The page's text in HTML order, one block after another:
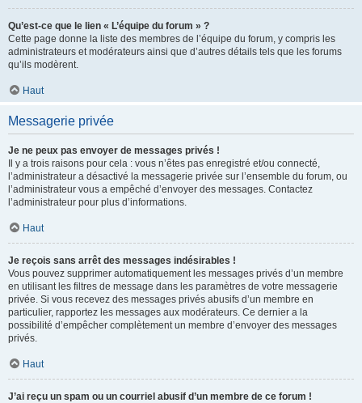
Qu’est-ce que le lien « L’équipe du forum » ?
Cette page donne la liste des membres de l’équipe du forum, y compris les
administrateurs et modérateurs ainsi que d’autres détails tels que les forums
qu’ils modèrent.
Haut
Messagerie privée
Je ne peux pas envoyer de messages privés !
Il y a trois raisons pour cela : vous n’êtes pas enregistré et/ou connecté,
l’administrateur a désactivé la messagerie privée sur l’ensemble du forum, ou
l’administrateur vous a empêché d’envoyer des messages. Contactez
l’administrateur pour plus d’informations.
Haut
Je reçois sans arrêt des messages indésirables !
Vous pouvez supprimer automatiquement les messages privés d’un membre
en utilisant les filtres de message dans les paramètres de votre messagerie
privée. Si vous recevez des messages privés abusifs d’un membre en
particulier, rapportez les messages aux modérateurs. Ce dernier a la
possibilité d’empêcher complètement un membre d’envoyer des messages
privés.
Haut
J’ai reçu un spam ou un courriel abusif d’un membre de ce forum !